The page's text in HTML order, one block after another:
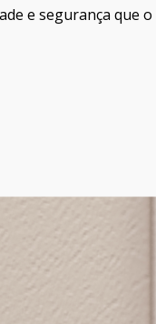
e segurança que